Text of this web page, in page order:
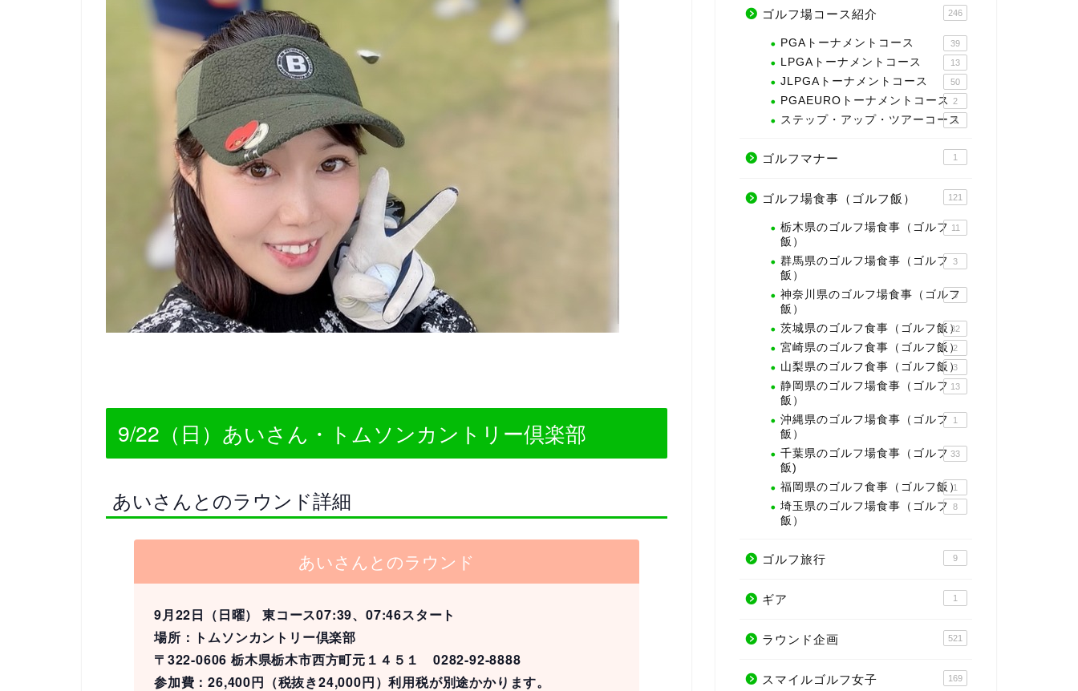
9/22（日）あいさん・トムソンカントリー倶楽部
あいさんとのラウンド詳細
あいさんとのラウンド
9月22日（日曜） 東コース07:39、07:46スタート
場所：トムソンカントリー倶楽部
〒322-0606 栃木県栃木市西方町元１４５１ 0282-92-8888
参加費：26,400円（税抜き24,000円）利用税が別途かかります。
ゴルフ場コース紹介 246
PGAトーナメントコース 39
LPGAトーナメントコース 13
JLPGAトーナメントコース 50
PGAEUROトーナメントコース 2
ステップ・アップ・ツアーコース
3
ゴルフマナー 1
ゴルフ場食事（ゴルフ飯） 121
栃木県のゴルフ場食事（ゴルフ
飯）
11
群馬県のゴルフ場食事（ゴルフ
飯）
3
神奈川県のゴルフ場食事（ゴルフ
飯）
3
茨城県のゴルフ食事（ゴルフ飯）
32
宮崎県のゴルフ食事（ゴルフ飯）
2
山梨県のゴルフ食事（ゴルフ飯）
3
静岡県のゴルフ場食事（ゴルフ
飯）
13
沖縄県のゴルフ場食事（ゴルフ
飯）
1
千葉県のゴルフ場食事（ゴルフ
飯)
33
福岡県のゴルフ食事（ゴルフ飯）1
埼玉県のゴルフ場食事（ゴルフ
飯）
8
ゴルフ旅行 9
ギア 1
ラウンド企画 521
スマイルゴルフ女子 169